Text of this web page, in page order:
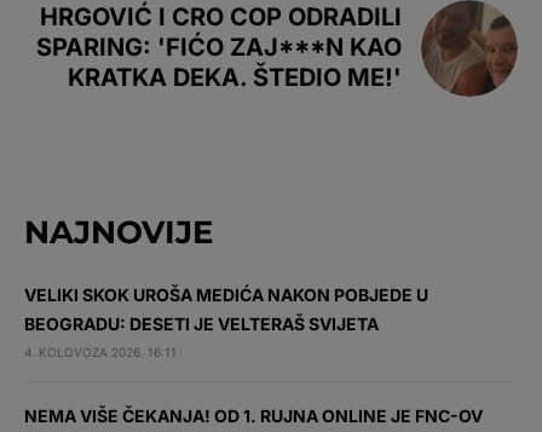
HRGOVIĆ I CRO COP ODRADILI
SPARING: 'FIĆO ZAJ***N KAO
KRATKA DEKA. ŠTEDIO ME!'
NAJNOVIJE
VELIKI SKOK UROŠA MEDIĆA NAKON POBJEDE U
BEOGRADU: DESETI JE VELTERAŠ SVIJETA
4. KOLOVOZA 2026. 16:11
NEMA VIŠE ČEKANJA! OD 1. RUJNA ONLINE JE FNC-OV